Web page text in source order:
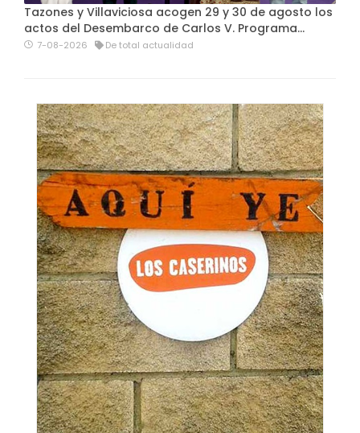
Tazones y Villaviciosa acogen 29 y 30 de agosto los
actos del Desembarco de Carlos V. Programa…
7-08-2026 De total actualidad